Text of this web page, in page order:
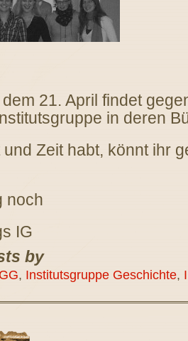
21. April findet
in deren
Zeit habt, könnt ihr
noch
IG
by
, Institutsgruppe Geschichte,